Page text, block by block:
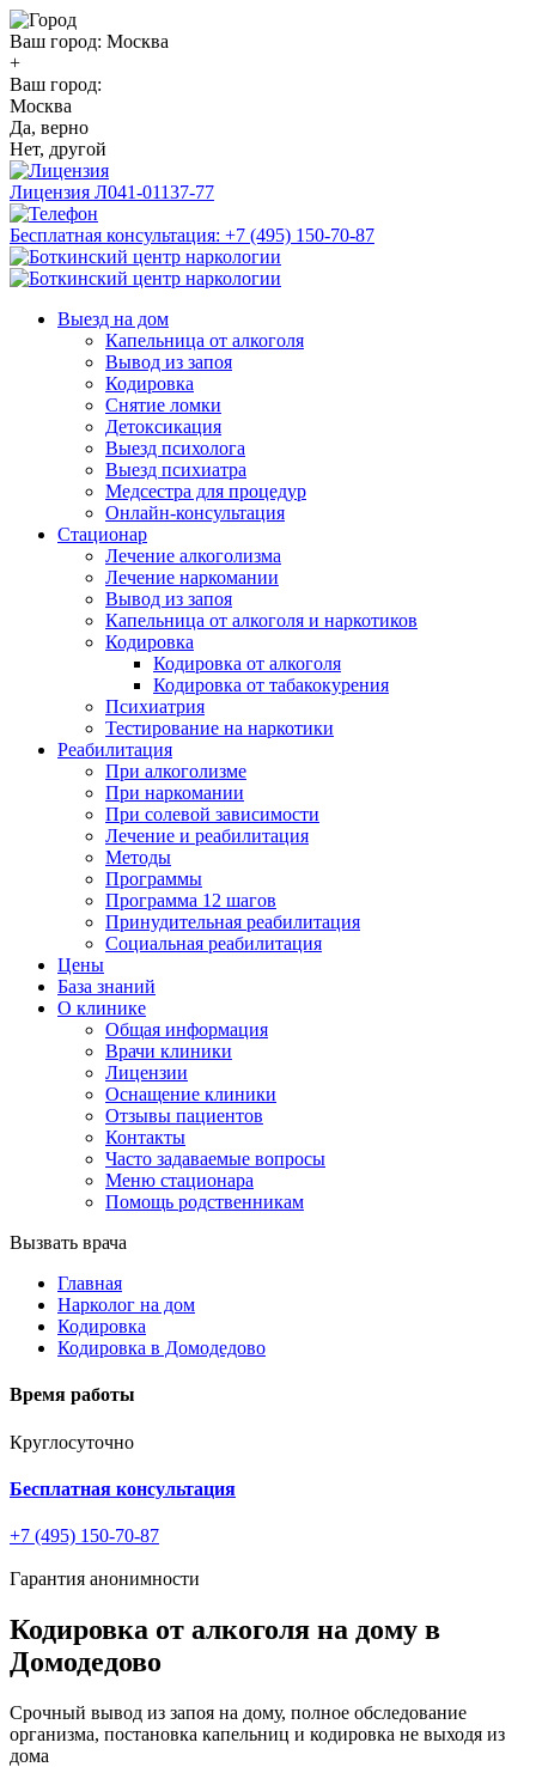
Ваш город: Москва
+
Ваш город:
Москва
Да, верно
Нет, другой
Лицензия Л041-01137-77
Бесплатная консультация: +7 (495) 150-70-87
Выезд на дом
Капельница от алкоголя
Вывод из запоя
Кодировка
Снятие ломки
Детоксикация
Выезд психолога
Выезд психиатра
Медсестра для процедур
Онлайн-консультация
Стационар
Лечение алкоголизма
Лечение наркомании
Вывод из запоя
Капельница от алкоголя и наркотиков
Кодировка
Кодировка от алкоголя
Кодировка от табакокурения
Психиатрия
Тестирование на наркотики
Реабилитация
При алкоголизме
При наркомании
При солевой зависимости
Лечение и реабилитация
Методы
Программы
Программа 12 шагов
Принудительная реабилитация
Социальная реабилитация
Цены
База знаний
О клинике
Общая информация
Врачи клиники
Лицензии
Оснащение клиники
Отзывы пациентов
Контакты
Часто задаваемые вопросы
Меню стационара
Помощь родственникам
Вызвать врача
Главная
Нарколог на дом
Кодировка
Кодировка в Домодедово
Время работы
Круглосуточно
Бесплатная консультация
+7 (495) 150-70-87
Гарантия анонимности
Кодировка от алкоголя на дому в
Домодедово
Срочный вывод из запоя на дому, полное обследование
организма, постановка капельниц и кодировка не выходя из
дома